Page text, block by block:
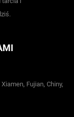
Fujian, Chiny,